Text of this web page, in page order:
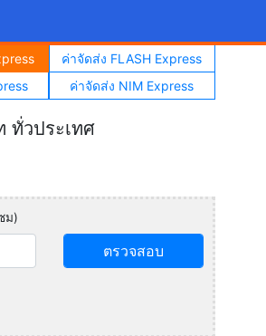
ค่าจัดส่ง FLASH Express
ค่าจัดส่ง NIM Express
ทั่วประเทศ
ม)
ตรวจสอบ